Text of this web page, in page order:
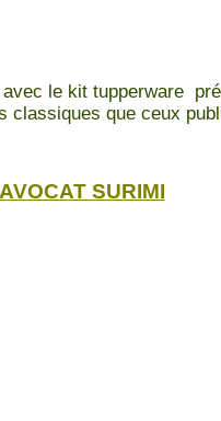
le kit tupperware
que ceux
SURIMI